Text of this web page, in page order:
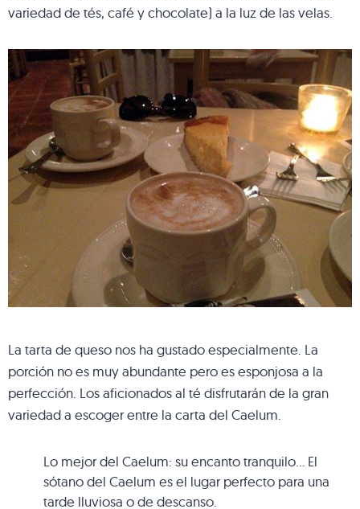
variedad de tés, café y chocolate) a la luz de las velas.
La tarta de queso nos ha gustado especialmente. La
porción no es muy abundante pero es esponjosa a la
perfección. Los aficionados al té disfrutarán de la gran
variedad a escoger entre la carta del Caelum.
Lo mejor del Caelum: su encanto tranquilo… El
sótano del Caelum es el lugar perfecto para una
tarde lluviosa o de descanso.